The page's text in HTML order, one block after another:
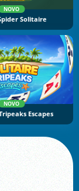
NOVO
Solitaire
NOVO
Escapes